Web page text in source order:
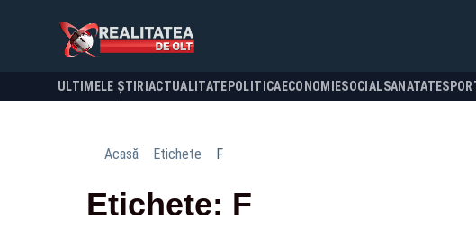
ULTIMELE ȘTIRI ACTUALITATE POLITICA ECONOMIESOCIALSANATATE
Acasă Etichete F
Etichete: F